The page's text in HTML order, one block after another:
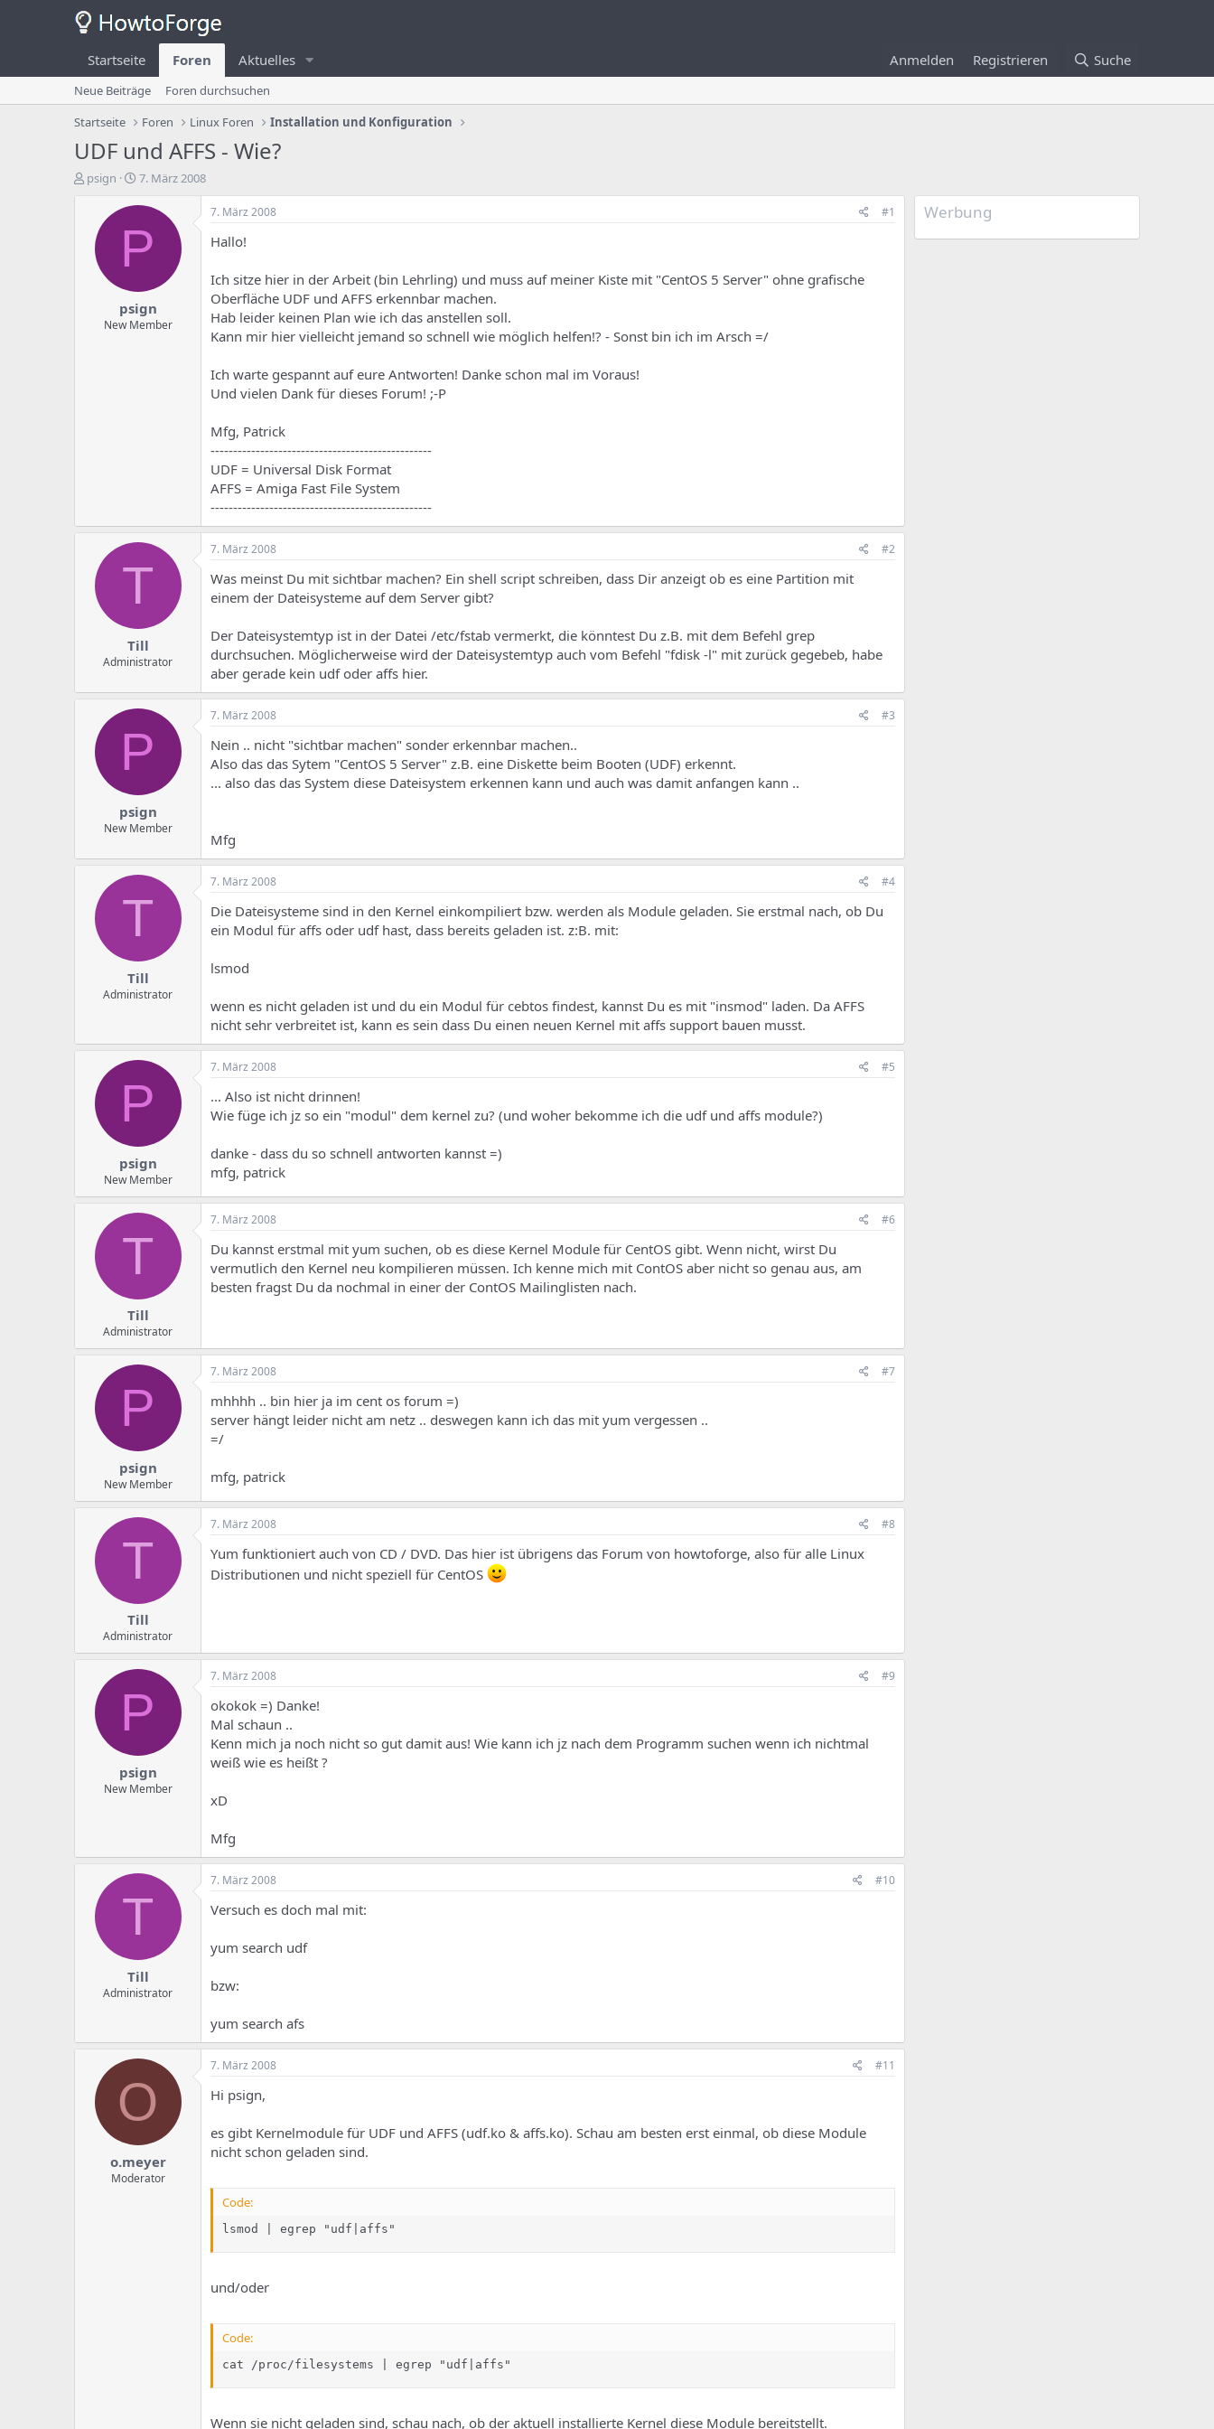
Startseite Foren Aktuelles Anmelden Registrieren Suche
Neue Beiträge
Foren durchsuchen
Startseite
Foren Linux Foren Installation und Konfiguration
UDF und AFFS - Wie?
E
psign
E
s
l
u
n
g
7. März 2008
P
psign
New Member
7. März 2008 #1
Hallo!
Ich sitze hier in der Arbeit (bin Lehrling) und muss auf meiner Kiste mit "CentOS 5 Server" ohne grafische
Oberfläche UDF und AFFS erkennbar machen.
Hab leider keinen Plan wie ich das anstellen soll.
Kann mir hier vielleicht jemand so schnell wie möglich helfen!? - Sonst bin ich im Arsch =/
Ich warte gespannt auf eure Antworten! Danke schon mal im Voraus!
Und vielen Dank für dieses Forum! ;-P
Mfg, Patrick
-------------------------------------------------
UDF = Universal Disk Format
AFFS = Amiga Fast File System
-------------------------------------------------
T
Till
Administrator
7. März 2008 #2
Was meinst Du mit sichtbar machen? Ein shell script schreiben, dass Dir anzeigt ob es eine Partition mit
einem der Dateisysteme auf dem Server gibt?
Der Dateisystemtyp ist in der Datei /etc/fstab vermerkt, die könntest Du z.B. mit dem Befehl grep
durchsuchen. Möglicherweise wird der Dateisystemtyp auch vom Befehl "fdisk -l" mit zurück gegebeb, habe
aber gerade kein udf oder affs hier.
P
psign
New Member
7. März 2008 #3
Nein .. nicht "sichtbar machen" sonder erkennbar machen..
Also das das Sytem "CentOS 5 Server" z.B. eine Diskette beim Booten (UDF) erkennt.
... also das das System diese Dateisystem erkennen kann und auch was damit anfangen kann ..
Mfg
T
Till
Administrator
7. März 2008 #4
Die Dateisysteme sind in den Kernel einkompiliert bzw. werden als Module geladen. Sie erstmal nach, ob Du
ein Modul für affs oder udf hast, dass bereits geladen ist. z:B. mit:
lsmod
wenn es nicht geladen ist und du ein Modul für cebtos findest, kannst Du es mit "insmod" laden. Da AFFS
nicht sehr verbreitet ist, kann es sein dass Du einen neuen Kernel mit affs support bauen musst.
P
psign
New Member
7. März 2008 #5
... Also ist nicht drinnen!
Wie füge ich jz so ein "modul" dem kernel zu? (und woher bekomme ich die udf und affs module?)
danke - dass du so schnell antworten kannst =)
mfg, patrick
T
Till
Administrator
7. März 2008 #6
Du kannst erstmal mit yum suchen, ob es diese Kernel Module für CentOS gibt. Wenn nicht, wirst Du
vermutlich den Kernel neu kompilieren müssen. Ich kenne mich mit ContOS aber nicht so genau aus, am
besten fragst Du da nochmal in einer der ContOS Mailinglisten nach.
P
psign
New Member
7. März 2008 #7
mhhhh .. bin hier ja im cent os forum =)
server hängt leider nicht am netz .. deswegen kann ich das mit yum vergessen ..
=/
mfg, patrick
T
Till
Administrator
7. März 2008 #8
Yum funktioniert auch von CD / DVD. Das hier ist übrigens das Forum von howtoforge, also für alle Linux
Distributionen und nicht speziell für CentOS
P
psign
New Member
7. März 2008 #9
okokok =) Danke!
Mal schaun ..
Kenn mich ja noch nicht so gut damit aus! Wie kann ich jz nach dem Programm suchen wenn ich nichtmal
weiß wie es heißt ?
xD
Mfg
T
Till
Administrator
7. März 2008 #10
Versuch es doch mal mit:
yum search udf
bzw:
yum search afs
O
o.meyer
Moderator
7. März 2008 #11
Hi psign,
es gibt Kernelmodule für UDF und AFFS (udf.ko & affs.ko). Schau am besten erst einmal, ob diese Module
nicht schon geladen sind.
Code:
lsmod | egrep "udf|affs"
und/oder
Code:
cat /proc/filesystems | egrep "udf|affs"
Wenn sie nicht geladen sind, schau nach, ob der aktuell installierte Kernel diese Module bereitstellt.
Werbung